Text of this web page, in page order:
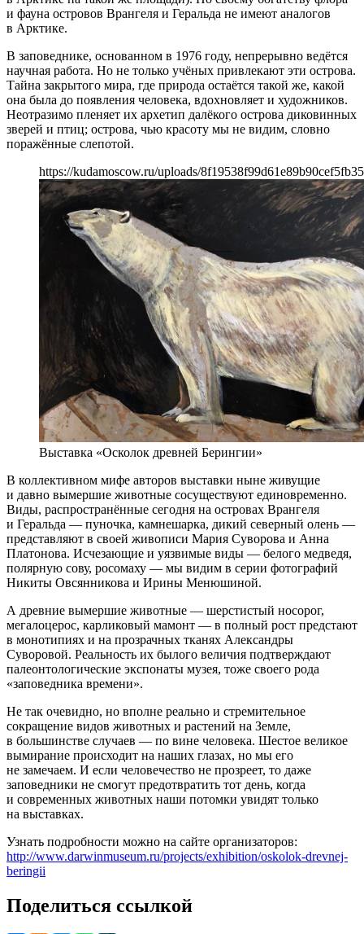
и фауна островов Врангеля и Геральда не имеют аналогов
в Арктике.
В заповеднике, основанном в 1976 году, непрерывно ведётся
научная работа. Но не только учёных привлекают эти острова.
Тайна закрытого мира, где природа остаётся такой же, какой
она была до появления человека, вдохновляет и художников.
Неотразимо пленяет их архетип далёкого острова диковинных
зверей и птиц; острова, чью красоту мы не видим, словно
поражённые слепотой.
https://kudamoscow.ru/uploads/
Выставка «Осколок древней Берингии»
В коллективном мифе авторов выставки ныне живущие
и давно вымершие животные сосуществуют единовременно.
Виды, распространённые сегодня на островах Врангеля
и Геральда — пуночка, камнешарка, дикий северный олень —
представляют в своей живописи Мария Суворова и Анна
Платонова. Исчезающие и уязвимые виды — белого медведя,
полярную сову, росомаху — мы видим в серии фотографий
Никиты Овсянникова и Ирины Менюшиной.
А древние вымершие животные — шерстистый носорог,
мегалоцерос, карликовый мамонт — в полный рост предстают
в монотипиях и на прозрачных тканях Александры
Суворовой. Реальность их былого величия подтверждают
палеонтологические экспонаты музея, тоже своего рода
«заповедника времени».
Не так очевидно, но вполне реально и стремительное
сокращение видов животных и растений на Земле,
в большинстве случаев — по вине человека. Шестое великое
вымирание происходит на наших глазах, но мы его
не замечаем. И если человечество не прозреет, то даже
заповедники не смогут предотвратить тот день, когда
и современных животных наши потомки увидят только
на выставках.
Узнать подробности можно на сайте организаторов:
http://www.darwinmuseum.ru/projects/exhibition/oskolok-drevnej-
beringii
Поделиться ссылкой